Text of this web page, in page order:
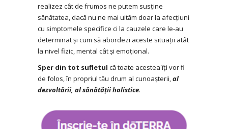
realizez cât de frumos ne putem susține
sănătatea, dacă nu ne mai uităm doar la afecțiuni
cu simptomele specifice ci la cauzele care le-au
determinat și cum să abordezi aceste situații atât
la nivel fizic, mental cât și emoțional.
Sper din tot sufletul că toate acestea îți vor fi
de folos, în propriul tău drum al cunoașterii,al
dezvoltării, al sănătății holistice.